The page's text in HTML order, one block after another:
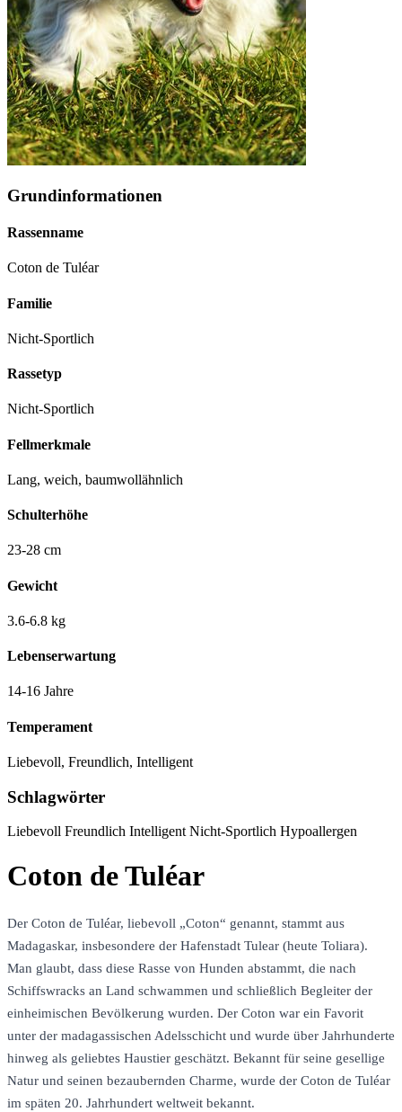
Grundinformationen
Rassenname
Coton de Tuléar
Familie
Nicht-Sportlich
Rassetyp
Nicht-Sportlich
Fellmerkmale
Lang, weich, baumwollähnlich
Schulterhöhe
23-28 cm
Gewicht
3.6-6.8 kg
Lebenserwartung
14-16 Jahre
Temperament
Liebevoll, Freundlich, Intelligent
Schlagwörter
Liebevoll Freundlich IntelligentNicht-Sportlich Hypoallergen
Coton de Tuléar
Der Coton de Tuléar, liebevoll „Coton“ genannt, stammt aus
Madagaskar, insbesondere der Hafenstadt Tulear (heute Toliara).
Man glaubt, dass diese Rasse von Hunden abstammt, die nach
Schiffswracks an Land schwammen und schließlich Begleiter der
einheimischen Bevölkerung wurden. Der Coton war ein Favorit
unter der madagassischen Adelsschicht und wurde über Jahrhunderte
hinweg als geliebtes Haustier geschätzt. Bekannt für seine gesellige
Natur und seinen bezaubernden Charme, wurde der Coton de Tuléar
im späten 20. Jahrhundert weltweit bekannt.